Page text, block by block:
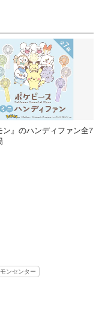
ン』のハンディファン全7
ンセンター